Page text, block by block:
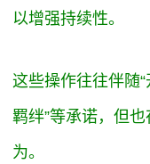
以增强持续性。
这些操作往往伴随“
羁绊”等承诺，但
为。